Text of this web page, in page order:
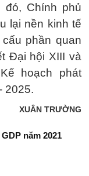
Chính phủ
lại nền kinh tế
phần quan
Đại hội XIII và
hoạch phát
2025.
XUÂN TRƯỜNG
năm 2021